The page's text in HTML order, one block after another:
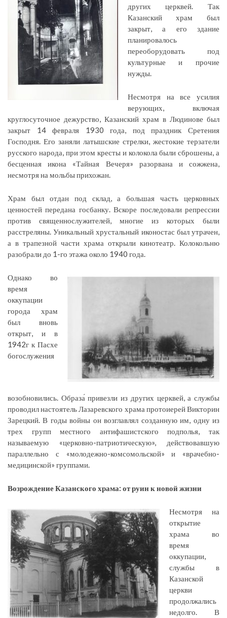
других церквей. Так
Казанский храм был
закрыт, а его здание
планировалось
переоборудовать под
культурные и прочие
нужды.
Несмотря на все усилия
верующих, включая
круглосуточное дежурство, Казанский храм в Людинове был
закрыт 14 февраля 1930 года, под праздник Сретения
Господня. Его заняли латышские стрелки, жестокие терзатели
русского народа, при этом кресты и колокола были сброшены, а
бесценная икона «Тайная Вечеря» разорвана и сожжена,
несмотря на мольбы прихожан.
Храм был отдан под склад, а большая часть церковных
ценностей передана госбанку. Вскоре последовали репрессии
против священнослужителей, многие из которых были
расстреляны. Уникальный хрустальный иконостас был утрачен,
а в трапезной части храма открыли кинотеатр. Колокольню
разобрали до 1-го этажа около 1940 года.
Однако во
время
оккупации
города храм
был вновь
открыт, и в
1942г к Пасхе
богослужения
возобновились. Образа́ привезли из других церквей, а службы
проводил настоятель Лазаревского храма протоиерей Викторин
Зарецкий. В годы войны он возглавлял созданную им, одну из
трех групп местного антифашистского подполья, так
называемую «церковно-патриотическую», действовавшую
параллельно с «молодежно-комсомольской» и «врачебно-
медицинской» группами.
Возрождение Казанского храма: от руин к новой жизни
Несмотря на
открытие
храма во
время
оккупации,
службы в
Казанской
церкви
продолжались
недолго. В